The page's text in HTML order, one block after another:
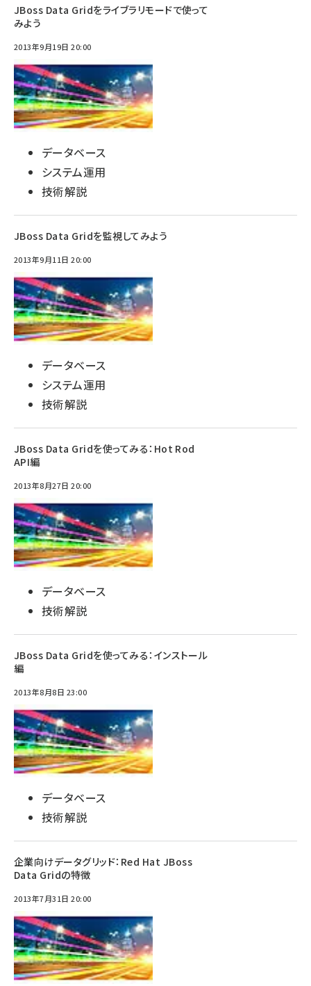
JBoss Data Gridをライブラリモードで使って
みよう
2013年9月19日 20:00
データベース
システム運用
技術解説
JBoss Data Gridを監視してみよう
2013年9月11日 20:00
データベース
システム運用
技術解説
JBoss Data Gridを使ってみる：Hot Rod
API編
2013年8月27日 20:00
データベース
技術解説
JBoss Data Gridを使ってみる：インストール
編
2013年8月8日 23:00
データベース
技術解説
企業向けデータグリッド：Red Hat JBoss
Data Gridの特徴
2013年7月31日 20:00